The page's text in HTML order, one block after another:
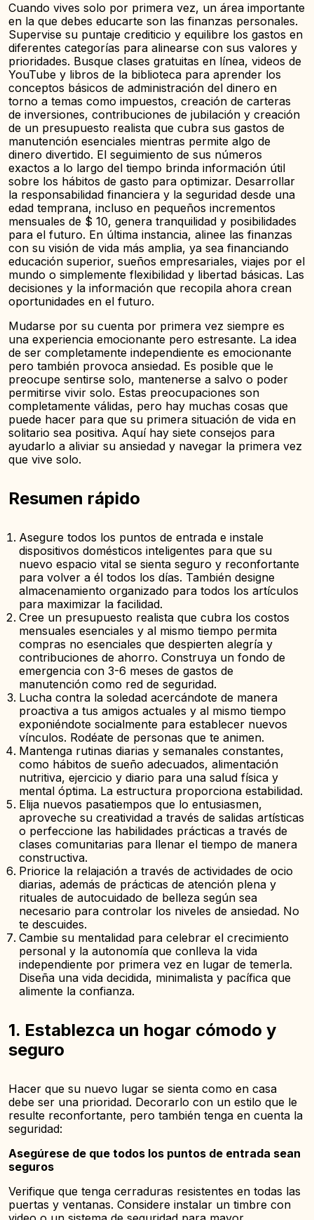
Cuando vives solo por primera vez, un área importante
en la que debes educarte son las finanzas personales.
Supervise su puntaje crediticio y equilibre los gastos en
diferentes categorías para alinearse con sus valores y
prioridades. Busque clases gratuitas en línea, videos de
YouTube y libros de la biblioteca para aprender los
conceptos básicos de administración del dinero en
torno a temas como impuestos, creación de carteras
de inversiones, contribuciones de jubilación y creación
de un presupuesto realista que cubra sus gastos de
manutención esenciales mientras permite algo de
dinero divertido. El seguimiento de sus números
exactos a lo largo del tiempo brinda información útil
sobre los hábitos de gasto para optimizar. Desarrollar
la responsabilidad financiera y la seguridad desde una
edad temprana, incluso en pequeños incrementos
mensuales de $ 10, genera tranquilidad y posibilidades
para el futuro. En última instancia, alinee las finanzas
con su visión de vida más amplia, ya sea financiando
educación superior, sueños empresariales, viajes por el
mundo o simplemente flexibilidad y libertad básicas. Las
decisiones y la información que recopila ahora crean
oportunidades en el futuro.
Mudarse por su cuenta por primera vez siempre es
una experiencia emocionante pero estresante. La idea
de ser completamente independiente es emocionante
pero también provoca ansiedad. Es posible que le
preocupe sentirse solo, mantenerse a salvo o poder
permitirse vivir solo. Estas preocupaciones son
completamente válidas, pero hay muchas cosas que
puede hacer para que su primera situación de vida en
solitario sea positiva. Aquí hay siete consejos para
ayudarlo a aliviar su ansiedad y navegar la primera vez
que vive solo.
Resumen rápido
Asegure todos los puntos de entrada e instale
dispositivos domésticos inteligentes para que su
nuevo espacio vital se sienta seguro y reconfortante
para volver a él todos los días. También designe
almacenamiento organizado para todos los artículos
para maximizar la facilidad.
Cree un presupuesto realista que cubra los costos
mensuales esenciales y al mismo tiempo permita
compras no esenciales que despierten alegría y
contribuciones de ahorro. Construya un fondo de
emergencia con 3-6 meses de gastos de
manutención como red de seguridad.
Lucha contra la soledad acercándote de manera
proactiva a tus amigos actuales y al mismo tiempo
exponiéndote socialmente para establecer nuevos
vínculos. Rodéate de personas que te animen.
Mantenga rutinas diarias y semanales constantes,
como hábitos de sueño adecuados, alimentación
nutritiva, ejercicio y diario para una salud física y
mental óptima. La estructura proporciona estabilidad.
Elija nuevos pasatiempos que lo entusiasmen,
aproveche su creatividad a través de salidas artísticas
o perfeccione las habilidades prácticas a través de
clases comunitarias para llenar el tiempo de manera
constructiva.
Priorice la relajación a través de actividades de ocio
diarias, además de prácticas de atención plena y
rituales de autocuidado de belleza según sea
necesario para controlar los niveles de ansiedad. No
te descuides.
Cambie su mentalidad para celebrar el crecimiento
personal y la autonomía que conlleva la vida
independiente por primera vez en lugar de temerla.
Diseña una vida decidida, minimalista y pacífica que
alimente la confianza.
1. Establezca un hogar cómodo y
seguro
Hacer que su nuevo lugar se sienta como en casa
debe ser una prioridad. Decorarlo con un estilo que le
resulte reconfortante, pero también tenga en cuenta la
seguridad:
Asegúrese de que todos los puntos de entrada sean
seguros
Verifique que tenga cerraduras resistentes en todas las
puertas y ventanas. Considere instalar un timbre con